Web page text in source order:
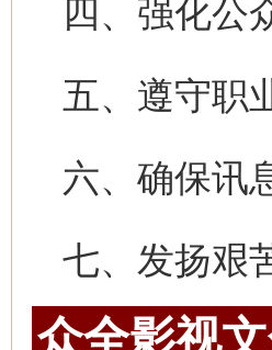
四、强化公
五、遵守职
六、确保讯
七、发扬艰
众全影视